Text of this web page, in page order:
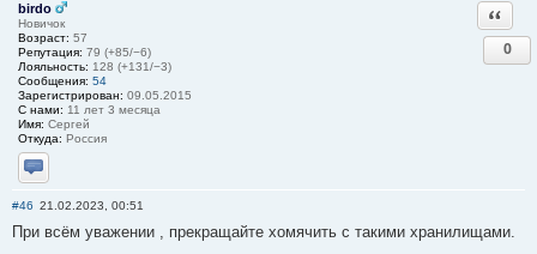
birdo
Новичок
Возраст: 57
Репутация: 79 (+85/−6)
Лояльность: 128 (+131/−3)
Сообщения: 54
Зарегистрирован: 09.05.2015
С нами: 11 лет 3 месяца
Имя: Сергей
Откуда: Россия
Отправить личное сообщение
0
#46 21.02.2023, 00:51
При всём уважении , прекращайте хомячить с такими хранилищами.